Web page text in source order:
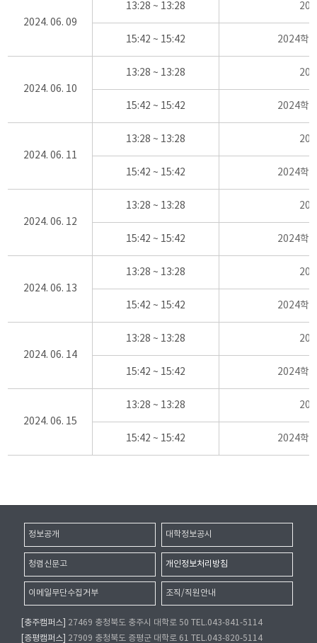
2024. 06. 09
13:28 ~ 13:28
15:42 ~ 15:42 2024학
2024. 06. 10
13:28 ~ 13:28
15:42 ~ 15:42 2024학
2024. 06. 11
13:28 ~ 13:28
15:42 ~ 15:42 2024학
2024. 06. 12
13:28 ~ 13:28
15:42 ~ 15:42 2024학
2024. 06. 13
13:28 ~ 13:28
15:42 ~ 15:42 2024학
2024. 06. 14
13:28 ~ 13:28
15:42 ~ 15:42 2024학
2024. 06. 15
13:28 ~ 13:28
15:42 ~ 15:42 2024학
정보공개 대학정보공시
청렴신문고 개인정보처리방침
이메일무단수집거부 조직/직원안내
[충주캠퍼스]
27469 충청북도 충주시 대학로 50 TEL.043-841-5114
[증평캠퍼스]
27909 충청북도 증평군 대학로 61 TEL.043-820-5114